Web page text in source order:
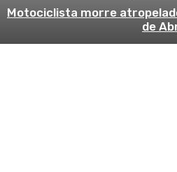
Motociclista morre
de